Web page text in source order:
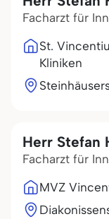
Facharzt für
St.
Kliniken
Herr Stefan
Facharzt für
MVZ